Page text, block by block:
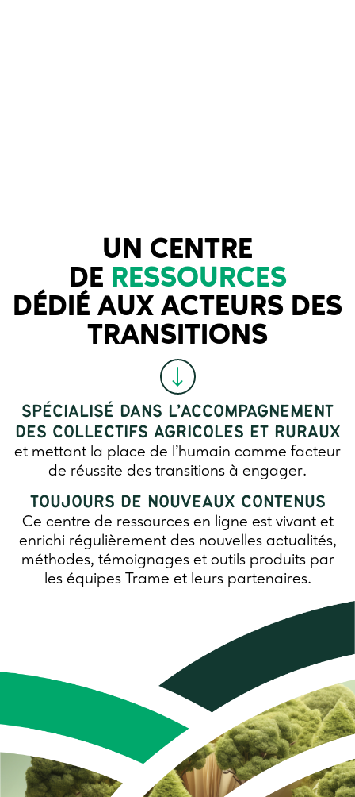
UN CENTRE
DE RESSOURCES
DÉDIÉ AUX ACTEURS DES
TRANSITIONS
SPÉCIALISÉ DANS L’ACCOMPAGNEMENT
DES COLLECTIFS AGRICOLES ET RURAUX
et mettant la place de l’humain comme facteur
de réussite des transitions à engager.
TOUJOURS DE NOUVEAUX CONTENUS
Ce centre de ressources en ligne est vivant et
enrichi régulièrement des nouvelles actualités,
méthodes, témoignages et outils produits par
les équipes Trame et leurs partenaires.